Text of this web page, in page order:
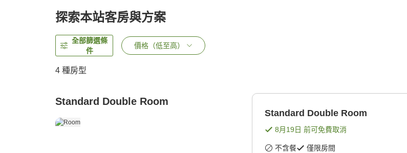
探索本站客房與方案
全部篩選條
件
價格（低至高）
4 種房型
Standard Double Room
Standard Double Room
8月19日 前可免費取消
不含餐 僅限房間